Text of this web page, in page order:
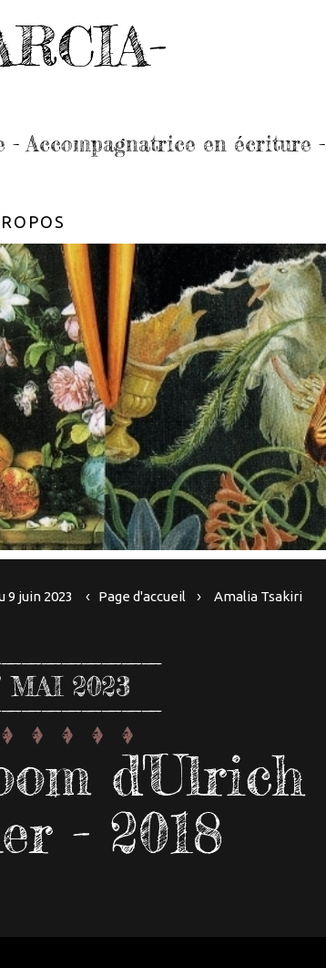
- Accompagnatrice en écriture -
9 juin 2023 Page d'accueil Amalia Tsakiri
MAI 2023
d'Ulrich
- 2018